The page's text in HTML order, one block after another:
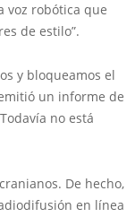
voz robótica que
de estilo”.
y bloqueamos el
un informe de
no está
De hecho,
en línea